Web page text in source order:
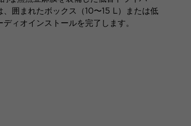
囲まれたボックス（10〜15 L）または低
ィオインストールを完了します。